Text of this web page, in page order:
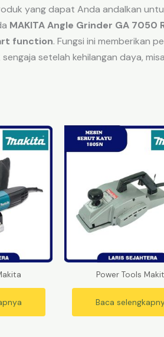
yang dapat Anda andalkan
MAKITA Angle Grinder GA 7050
function. Fungsi ini memberikan
setelah kehilangan daya,
Power Tools
Baca